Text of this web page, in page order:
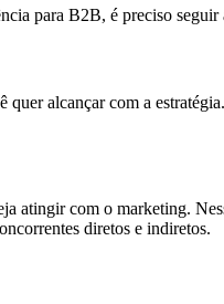
para B2B, é preciso seguir
alcançar com a
atingir com o marketing.
diretos e indiretos.